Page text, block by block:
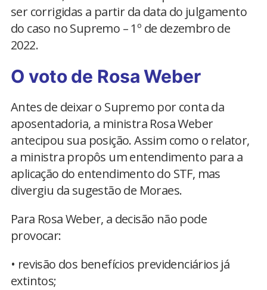
ser corrigidas a partir da data do julgamento
do caso no Supremo – 1º de dezembro de
2022.
O voto de Rosa Weber
Antes de deixar o Supremo por conta da
aposentadoria, a ministra Rosa Weber
antecipou sua posição. Assim como o relator,
a ministra propôs um entendimento para a
aplicação do entendimento do STF, mas
divergiu da sugestão de Moraes.
Para Rosa Weber, a decisão não pode
provocar:
• revisão dos benefícios previdenciários já
extintos;